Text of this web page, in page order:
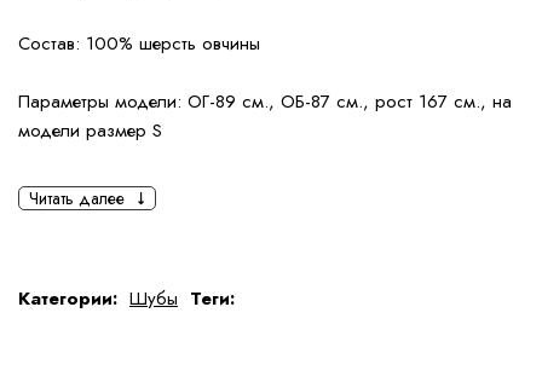
Состав: 100% шерсть овчины
Параметры модели: ОГ-89 см., ОБ-87 см., рост 167 см., на
модели размер S
Читать далее
Категории: Шубы Теги: